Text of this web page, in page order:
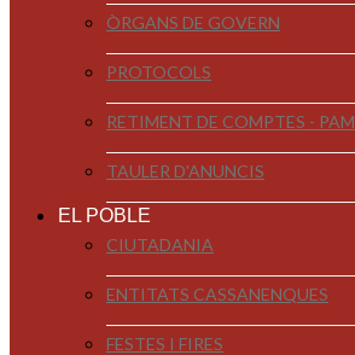
ÒRGANS DE GOVERN
PROTOCOLS
RETIMENT DE COMPTES - PAM
TAULER D'ANUNCIS
EL POBLE
CIUTADANIA
ENTITATS CASSANENQUES
FESTES I FIRES